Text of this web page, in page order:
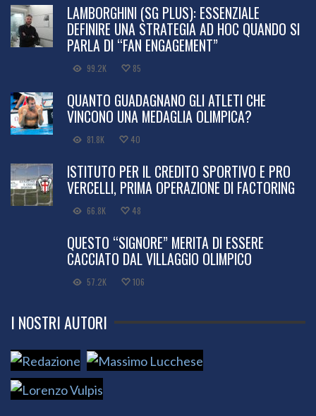
LAMBORGHINI (SG PLUS): ESSENZIALE
DEFINIRE UNA STRATEGIA AD HOC QUANDO SI
PARLA DI “FAN ENGAGEMENT”
99.2K 85
QUANTO GUADAGNANO GLI ATLETI CHE
VINCONO UNA MEDAGLIA OLIMPICA?
81.8K 40
ISTITUTO PER IL CREDITO SPORTIVO E PRO
VERCELLI, PRIMA OPERAZIONE DI FACTORING
66.8K 48
QUESTO “SIGNORE” MERITA DI ESSERE
CACCIATO DAL VILLAGGIO OLIMPICO
57.2K 106
I NOSTRI AUTORI